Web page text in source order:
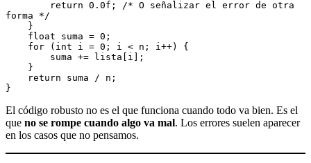
forma */
}
float suma = 0;
for (int i = 0; i < n; i++) {
suma += lista[i];
}
return suma / n;
}
El código robusto no es el que funciona cuando todo va bien. Es el
que no se rompe cuando algo va mal. Los errores suelen aparecer
en los casos que no pensamos.